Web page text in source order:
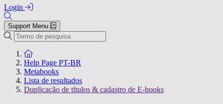
Login
Support Menu
Pesquisa
To the homepage
Help Page PT-BR
Metabooks
Lista de resultados
Duplicação de títulos & cadastro de E-books